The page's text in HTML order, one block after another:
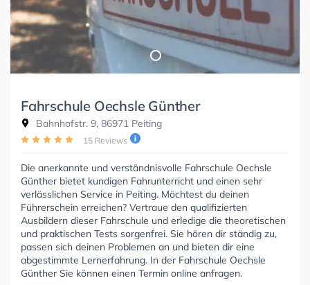
Fahrschule Oechsle Günther
Bahnhofstr. 9, 86971 Peiting
15 Reviews
Die anerkannte und verständnisvolle Fahrschule Oechsle
Günther bietet kundigen Fahrunterricht und einen sehr
verlässlichen Service in Peiting. Möchtest du deinen
Führerschein erreichen? Vertraue den qualifizierten
Ausbildern dieser Fahrschule und erledige die theoretischen
und praktischen Tests sorgenfrei. Sie hören dir ständig zu,
passen sich deinen Problemen an und bieten dir eine
abgestimmte Lernerfahrung. In der Fahrschule Oechsle
Günther Sie können einen Termin online anfragen.